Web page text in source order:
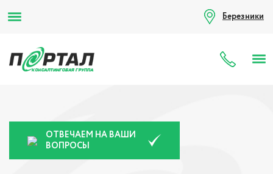
Березники
8
ОТВЕЧАЕМ НА ВАШИ
ВОПРОСЫ